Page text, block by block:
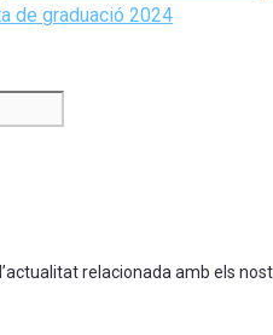
de graduació 2024
relacionada amb els